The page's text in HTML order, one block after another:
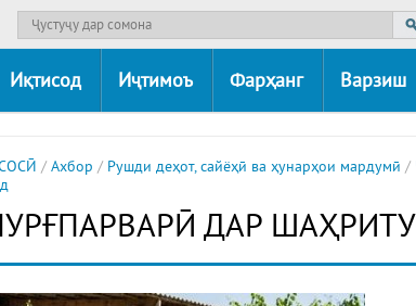
Иқтисод Иҷтимоъ Фарҳанг Варзиш
/ Ахбор / Рушди деҳот, сайёҳӣ ва ҳунарҳои мардумӣ /
ДАР